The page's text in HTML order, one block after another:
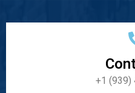
+1 (939)